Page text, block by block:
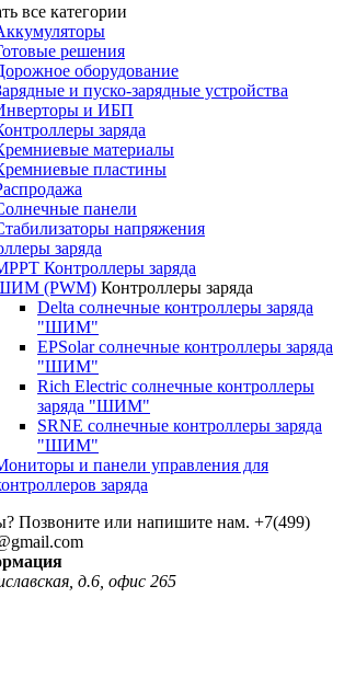
все категории
решения
оборудование
и пуско-зарядные устройства
и ИБП
заряда
материалы
пластины
панели
напряжения
заряда
Контроллеры заряда
(PWM) Контроллеры заряда
Delta солнечные контроллеры заряда
"ШИМ"
EPSolar солнечные контроллеры заряда
"ШИМ"
Rich Electric солнечные контроллеры
заряда "ШИМ"
SRNE солнечные контроллеры заряда
"ШИМ"
и панели управления для
заряда
Позвоните или напишите нам. +7(499)
д.6, офис 265